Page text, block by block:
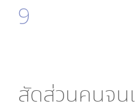
9
สัดส่วนคนจน